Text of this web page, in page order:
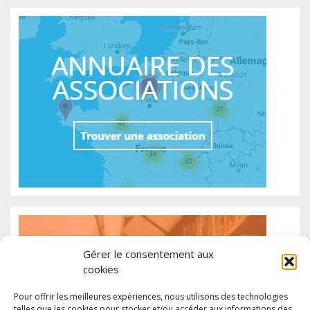
Gérer le consentement aux
cookies
Pour offrir les meilleures expériences, nous utilisons des technologies